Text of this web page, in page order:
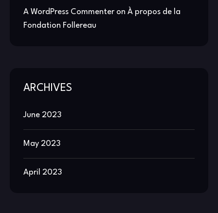
A WordPress Commenter on À propos de la
Fondation Follereau
ARCHIVES
June 2023
May 2023
April 2023